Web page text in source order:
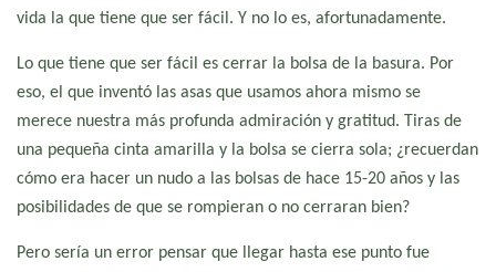
vida la que tiene que ser fácil. Y no lo es, afortunadamente.
Lo que tiene que ser fácil es cerrar la bolsa de la basura. Por
eso, el que inventó las asas que usamos ahora mismo se
merece nuestra más profunda admiración y gratitud. Tiras de
una pequeña cinta amarilla y la bolsa se cierra sola; ¿recuerdan
cómo era hacer un nudo a las bolsas de hace 15-20 años y las
posibilidades de que se rompieran o no cerraran bien?
Pero sería un error pensar que llegar hasta ese punto fue